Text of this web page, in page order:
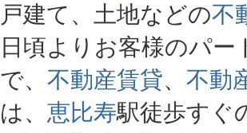
戸建て、土地などの不
日頃よりお客様のパ
で、 不動産賃貸、 不動
は、 恵比寿駅徒歩すぐ